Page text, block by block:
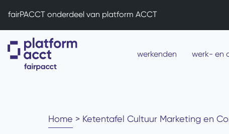
fairPACCT onderdeel van platform ACCT
werkenden werk- en
Home > Ketentafel Cultuur Marketing en